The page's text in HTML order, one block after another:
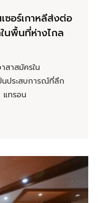
ซอร์เกาหลีส่งต่อ
นพื้นที่ห่างไกล
สาสมัครใน
นประสบการณ์ที่ลึก
แทรอน